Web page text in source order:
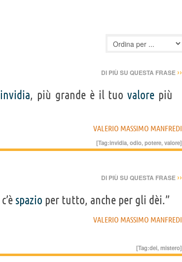
DI PIÙ SU QUESTA FRASE ››
invidia, più grande è il tuovalore più
VALERIO MASSIMO MANFREDI
[Tag:invidia,odio,potere,valore]
DI PIÙ SU QUESTA FRASE ››
c’è spazio per tutto, anche per gli dèi.”
VALERIO MASSIMO MANFREDI
[Tag:dei,mistero]